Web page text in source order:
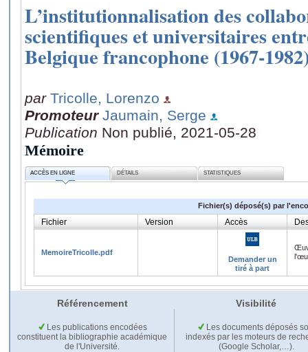
L’institutionnalisation des
scientifiques et universitaires
Belgique francophone (1967-
par Tricolle, Lorenzo
Promoteur Jaumain, Serge
Publication Non publié, 2021-05-28
Mémoire
ACCÈS EN LIGNE DÉTAILS STATISTIQUES
Fichier(s) déposé(s) par
Fichier Version Accès
MemoireTricolle.pdf
Demander un
tiré à part
Référencement Visibilité
Les publications encodées
constituent la bibliographie académique
de l'Université.
Les documents déposés
indexés par les moteurs de
(Google Scholar,…).